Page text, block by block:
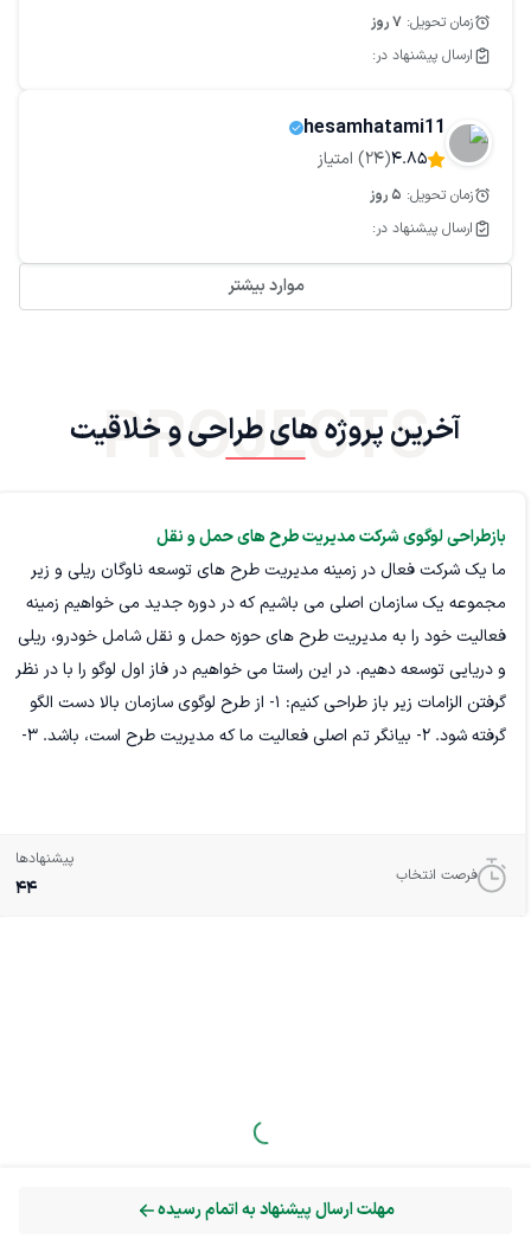
مهلت ارسال پیشنهاد به اتمام رسیده
زمان تحویل: 7روز
ارسال پیشنهاد در:
hesamhatami11
4.85
(
24) امتیاز
زمان تحویل: 5 روز
ارسال پیشنهاد در:
موارد بیشتر
آخرین پروژه های طراحی و خلاقیت
PROJECTS
بازطراحی لوگوی شرکت مدیریت طرح های حمل و نقل
ما یک شرکت فعال در زمینه مدیریت طرح های توسعه ناوگان ریلی و زیر
مجموعه یک سازمان اصلی می باشیم که در دوره جدید می خواهیم زمینه
فعالیت خود را به مدیریت طرح های حوزه حمل و نقل شامل خودرو، ریلی
و دریایی توسعه دهیم. در این راستا می خواهیم در فاز اول لوگو را با در نظر
گرفتن الزامات زیر باز طراحی کنیم: 1- از طرح لوگوی سازمان بالا دست الگو
گرفته شود. 2- بیانگر تم اصلی فعالیت ما که مدیریت طرح است، باشد. 3-
فرصت انتخاب
پیشنهادها
44